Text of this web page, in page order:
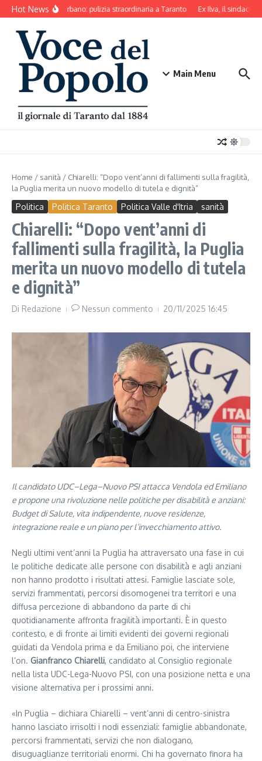
Salta al contenuto
Hot NewsDecoro urbano: pulizia straordinaria a Taranto Ex Ilva, il sindaco
Main Menu
Home / sanità / Chiarelli: “Dopo vent’anni di fallimenti sulla fragilità,
la Puglia merita un nuovo modello di tutela e dignità”
Politica Politica Taranto Politica Valle d'Itria sanità
Chiarelli: “Dopo vent’anni di
fallimenti sulla fragilità, la Puglia
merita un nuovo modello di tutela
e dignità”
Di Redazione Nessun commento 20/11/2025 16:45
Il candidato UDC–Lega–Nuovo PSI attacca Vendola ed Emiliano
e propone una rivoluzione nelle politiche per disabilità e anziani:
Budget di Salute, vita indipendente, nuove residenze,
integrazione reale e un piano per l’invecchiamento attivo.
Negli ultimi vent’anni la Puglia ha attraversato una fase in cui
le politiche dedicate alle persone con disabilità e agli anziani
non hanno prodotto i risultati attesi. Famiglie lasciate sole,
servizi frammentati, percorsi disomogenei tra territori e una
diffusa percezione di abbandono da parte di chi
quotidianamente affronta fragilità importanti. È in questo
contesto, e di fronte ai limiti evidenti dei governi regionali
guidati da Vendola prima e da Emiliano poi, che interviene
l’on. Gianfranco Chiarelli, candidato al Consiglio regionale
nella lista UDC-Lega-Nuovo PSI, con una posizione netta e una
visione alternativa per i prossimi anni.
«In Puglia – dichiara Chiarelli – vent’anni di centro-sinistra
hanno lasciato irrisolti i nodi essenziali: famiglie abbandonate,
percorsi frammentati, servizi che non dialogano,
disuguaglianze territoriali enormi. Chi ha governato finora ha